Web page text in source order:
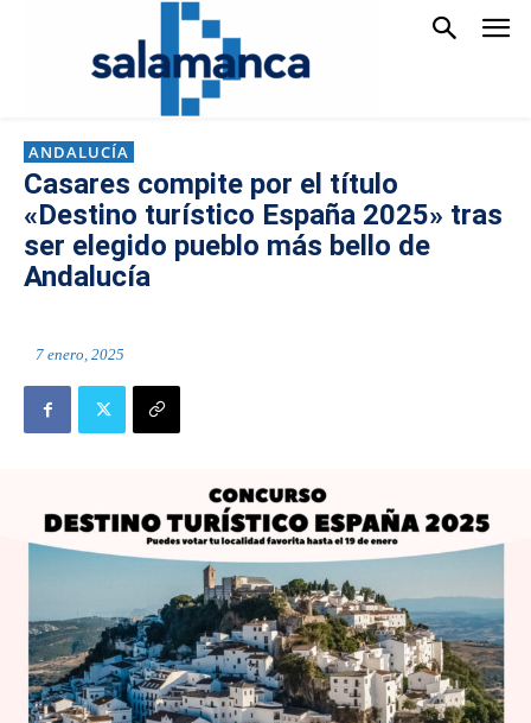
ANDALUCÍA
Casares compite por el título
«Destino turístico España 2025» tras
ser elegido pueblo más bello de
Andalucía
7 enero, 2025